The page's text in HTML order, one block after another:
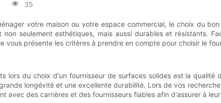
35
votre maison ou votre espace commercial, le choix du
seulement esthétiques, mais aussi durables et résistants.
vous présente les critères à prendre en compte pour choisir le
lors du choix d'un fournisseur de surfaces solides est la
longévité et une excellente durabilité. Lors de vos
avec des carrières et des fournisseurs fiables afin d'assurer à